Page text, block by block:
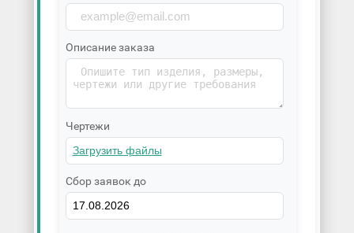
Описание заказа
Чертежи
Сбор заявок до